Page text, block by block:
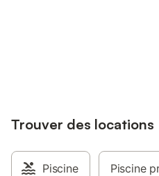
Trouver des locations
Piscine Piscine